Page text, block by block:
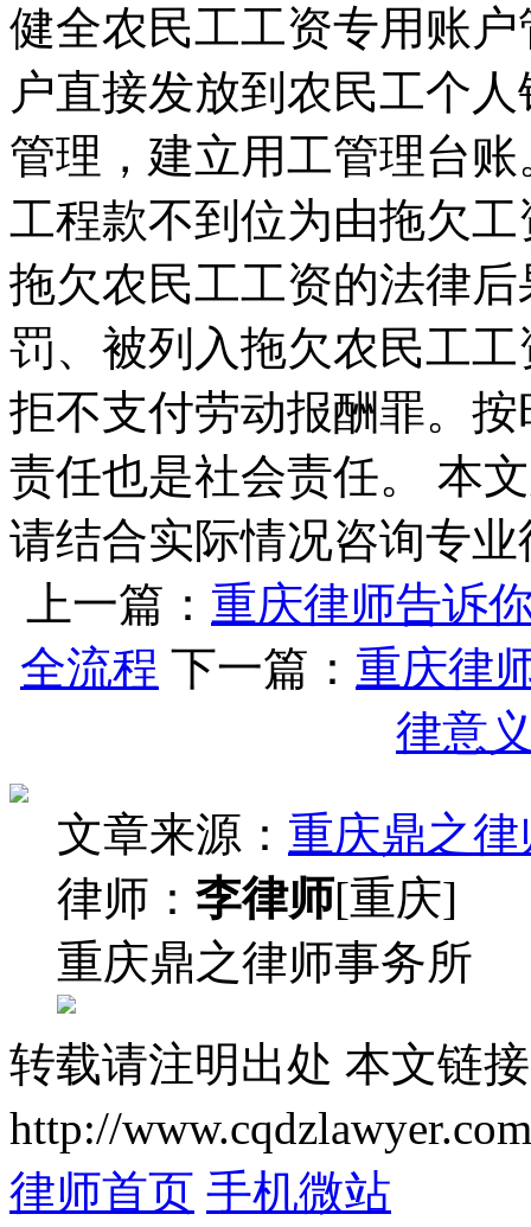
健全农民工工资专用账
户直接发放到农民工个
管理，建立用工管理台
工程款不到位为由拖欠
拖欠农民工工资的法律
罚、被列入拖欠农民工
拒不支付劳动报酬罪。
责任也是社会责任。 本
请结合实际情况咨询专业
上一篇： 重庆律师告诉
全流程 下一篇： 重庆律
律意
文章来源： 重庆鼎之
律师： 李律师[重庆]
重庆鼎之律师事务所
转载请注明出处 本文链
http://
律师首页 手机微站